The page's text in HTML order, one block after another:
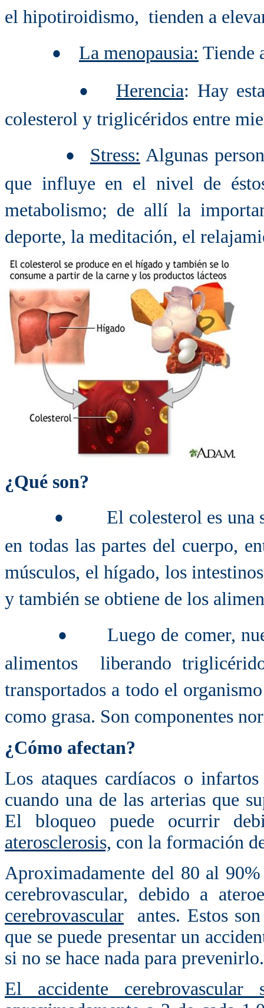
el hipotiroidismo, tienden a
• La menopausia: Tiende
• Herencia: Hay
colesterol y triglicéridos entre
• Stress: Algunas
que influye en el nivel de
metabolismo; de allí la
deporte, la meditación, el
¿Qué son?
•
El colesterol es una
en todas las partes del cuerpo,
músculos, el hígado, los
y también se obtiene de los
•
Luego de comer,
alimentos liberando
transportados a todo el
como grasa. Son componentes
¿Cómo afectan?
Los ataques cardíacos o
cuando una de las arterias que
El bloqueo puede ocurrir
aterosclerosis, con la formación
Aproximadamente del 80 al
cerebrovascular, debido a
cerebrovascular antes. Estos
que se puede presentar un
si no se hace nada para prevenirlo.
El accidente cerebrovascular